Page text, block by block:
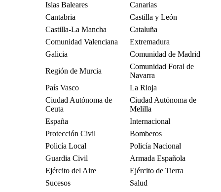
Islas Baleares
Canarias
Cantabria
Castilla y León
Castilla-La Mancha
Cataluña
Comunidad Valenciana
Extremadura
Galicia
Comunidad de Madrid
Región de Murcia
Comunidad Foral de
Navarra
País Vasco
La Rioja
Ciudad Autónoma de
Ceuta
Ciudad Autónoma de
Melilla
España
Internacional
Protección Civil
Bomberos
Policía Local
Policía Nacional
Guardia Civil
Armada Española
Ejército del Aire
Ejército de Tierra
Sucesos
Salud